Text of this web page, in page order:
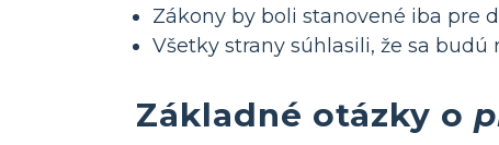
Zákony by boli stanovené iba pre
Všetky strany súhlasili, že sa
Základné otázky o